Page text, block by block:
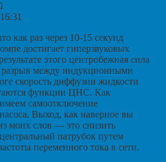
как раз через 10-15 секунд
достигает гиперзвуковых
этого центробежная сила
разрыв между индукционными
скорость диффузии жидкости
функции ЦНС. Как
самоотключение
Выход, как наверное вы
моих слов — это снизить
патрубок путем
переменного тока в сети.